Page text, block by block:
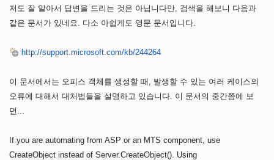
저도 잘 알아서 답변을 드리는 것은 아닙니다만, 검색을 해보니 다음과
같은 문서가 있네요. 다소 아쉽게도 영문 문서입니다.
http://support.microsoft.com/kb/244264
이 문서에서는 오피스 객체를 생성할 때, 발생할 수 있는 여러 케이스의
오류에 대해서 대처법들을 설명하고 있습니다. 이 문서의 중간쯤에 보
면...
If you are automating from ASP or an MTS component, use
CreateObject instead of Server.CreateObject(). Using